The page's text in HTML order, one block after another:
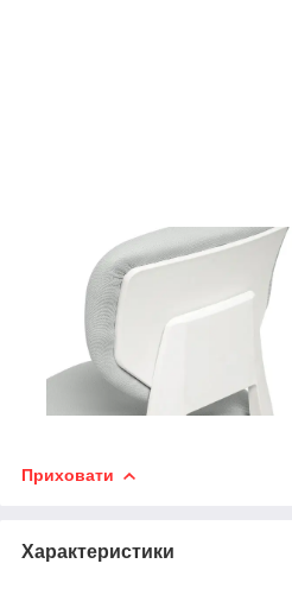
Приховати
Характеристики